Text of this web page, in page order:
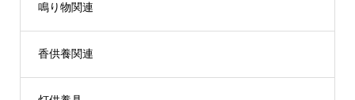
鳴り物関連
香供養関連